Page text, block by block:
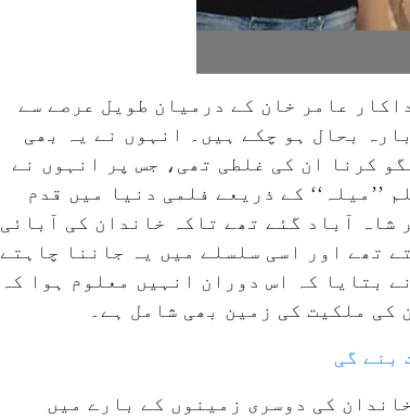
عامر خان کے درمیان طویل عرصے سے
بحال ہو چکے ہیں۔ انہوں نے یہ بھی
کرنا ان کی غلطی تھی، جس پر انہوں نے
مانگ لی ہے۔ فیصل خان، جنہوں نے ۲۰۰۰ء میں فلم ’’میلہ‘‘ کے ذریعے فلمی دنیا میں قدم
شاہ آباد گئے تھے تاکہ خاندان کی آبائی
تھے اور اسی سلسلے میں یہ جاننا چاہتے
بتایا کہ اس دوران انہیں معلوم ہوا کہ
ملکیت کی زمین بھی شامل ہے۔
کی دوسری زمینوں کے بارے میں